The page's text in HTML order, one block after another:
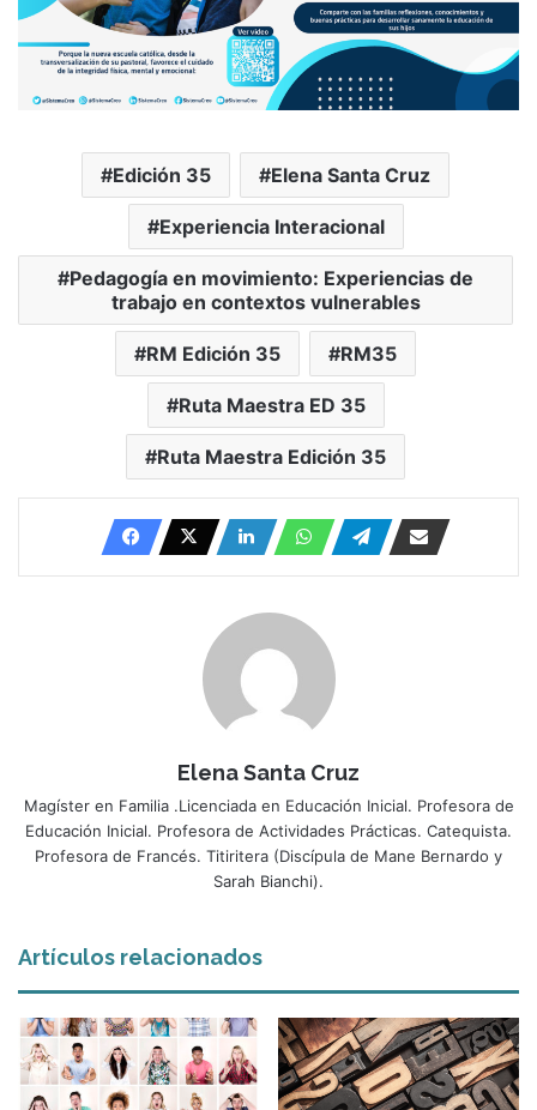
Edición 35 Elena Santa Cruz
Experiencia Interacional
Pedagogía en movimiento: Experiencias de
trabajo en contextos vulnerables
RM Edición 35 RM35
Ruta Maestra ED 35
Ruta Maestra Edición 35
Elena Santa Cruz
Magíster en Familia .Licenciada en Educación Inicial. Profesora de
Educación Inicial. Profesora de Actividades Prácticas. Catequista.
Profesora de Francés. Titiritera (Discípula de Mane Bernardo y
Sarah Bianchi).
Artículos relacionados